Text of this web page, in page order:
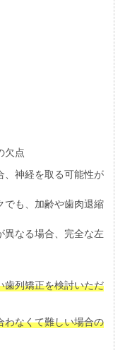
欠点
、神経を取る可能性が
でも、加齢や歯肉退縮
異なる場合、完全な左
歯列矯正を検討いただ
わなくて難しい場合の